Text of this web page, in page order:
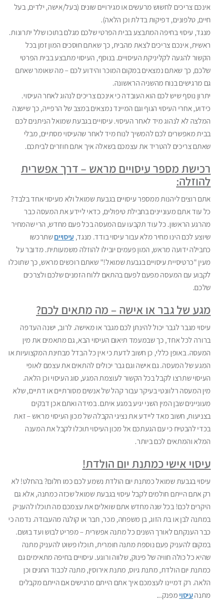
אינכם צריכים לחשוש מרעשים או מגירויים שונים (בעל/אישה, ילדים, בעל
חיים, טלפונים, דפיקות בדלת וכן הלאה).
מנגד, עיסוי בחיפה המתבצע בבית הפרטי שלכם מגלם בתוכו שלל יתרונות.
ראשית, אינכם צריכים לצאת מהבית, כך שאתם חוסכים המון זמן בכל
הקשור להגעה לקליניקת העיסויים. בנוסף, העיסוי מתבצע בבית הפרטי
שלכם, כך שאתם נמצאים במקום המוכר והידוע לכם – מה שאומר שאתם
גם מרגישים בנוח מהשניה הראשונה.
יתרון נוסף שיש לכם הוא העובדה כי אינכם צריכים לנהוג לאחר העיסוי.
כידוע, אחרי העיסוי הגוף וגם המיינד נמצאים במצב של הרפייה, כך שישנה
המלצה לא לנהוג מיד לאחר העיסוי. עיסויים בגבעת שמואל הניתנים לכם
בבית מאפשרים לכם להמשיך לנוח מיד לאחר שהעיסוי מסתיים, מבלי
שאתם צריכים להטריד את עצמכם בשאלה איך אתם חוזרים לביתכם.
רכישת מספר עיסויים מראש – דרך אפשרית
להוזלה:
אתם רוצים ליהנות ממספר עיסויים בגבעת שמואל ולא מעיסוי אחד בלבד?
כל עוד אתם מעוניינים בחבילת טיפולים, כדאי ליידע את המעסה כבר
מהרגע הראשון. כל עוד תקבעו עם המעסה בכל פעם מחדש, הרי שהמחיר
שיוצע לכם הינו מחיר מלא עבור עיסוי בודד. מנגד, עיסוייםשתרכשו
כחבילה ידועה מראש, המון פעמים יובילו להוזלה משמעותית. מדובר על
מעין "כרטיסיית עיסויים בגבעת שמואל!" שאתם רוכשים מראש, כך שתוכלו
לקבוע עם המעסה מפעם לפעם בהתאם ללוח הזמנים שלכם ולצרכים
שלכם.
מגע של גבר או אישה – מה מתאים לכם?
עיסוי מגבר לגבר יכול להינתן לכם מגבר או מאישה. לרוב, ישנה העדפה
ברורה לכל אחד, כך שבמעמד תיאום העיסוי הבא, גם מתאמים את מין
המעסה. באופן כללי, כן חשוב לדעת כי אין כל הבדל מבחינת המקצועיות או
המגע של המעסה. גם אישה וגם גבר יכולים להתאים את עצמם לאופי
העיסוי שתרצו לקבל בכל הקשור לעוצמת המגע, סוג העיסוי וכן הלאה.
מין המעסה רלוונטי בעיקר עבור קהל של אנשים מסורתיים או דתיים, שלא
מעוניינים שבן המין השני יגיע במגע איתם. במידה ואתם אכן דבקים
בצניעות, חשוב מאד ליידע את נציגי הקבלה של מכון העיסוי מראש – זאת
בכדי להבטיח כי עם הגעתכם אל מכון העיסוי תוכלו לקבל את המענה
המלא והמתאים לכם ביותר.
עיסוי אישי כמתנת יום הולדת!
עיסוי בגבעת שמואל כמתנת יום הולדת נשמע לכם כמו חלום? בהחלט! לא
רק אתם הייתם חולמים לקבל עיסוי בגבעת שמואל שכזה כמתנה, אלא גם
היקרים לכם! בכל שנה מחדש אתם שואלים את עצמכם מה תוכלו להעניק
במתנה לבן או בת הזוג, בן משפחה, מכר, חבר או קולגה מהעבודה. נדמה כי
כבר הענקתם לאורך השנים כל מתנה אפשרית – מפריט לבוש ועד בושם.
במקום להעניק פעם נוספת מתנה חומרית, תוכלו פשוט להעניק מתנה
שהיא כל כולה חוויה של פינוק, שלווה ורוגע. עיסויים בחיפה מתאימים גם
כמתנת יום הולדת, מתנת גיוס, מתנת אירוסין, מתנה לכבוד החגים וכן
הלאה. רק דמיינו לעצמכם איך אתם הייתם מרגישים אם הייתם מקבלים
מתנה עיסוי מפנק...